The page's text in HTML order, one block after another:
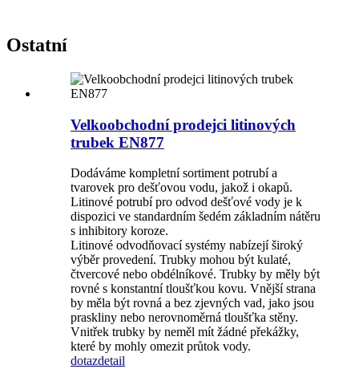
Ostatní
Velkoobchodní prodejci litinových
trubek EN877
Dodáváme kompletní sortiment potrubí a
tvarovek pro dešťovou vodu, jakož i okapů.
Litinové potrubí pro odvod dešťové vody je k
dispozici ve standardním šedém základním nátěru
s inhibitory koroze.
Litinové odvodňovací systémy nabízejí široký
výběr provedení. Trubky mohou být kulaté,
čtvercové nebo obdélníkové. Trubky by měly být
rovné s konstantní tloušťkou kovu. Vnější strana
by měla být rovná a bez zjevných vad, jako jsou
praskliny nebo nerovnoměrná tloušťka stěny.
Vnitřek trubky by neměl mít žádné překážky,
které by mohly omezit průtok vody.
dotazdetail